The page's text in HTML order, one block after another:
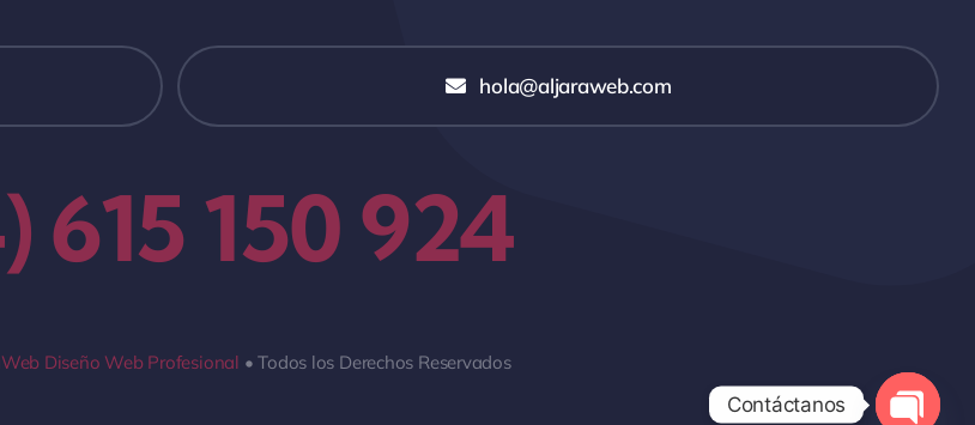
hola@aljaraweb.com
615 150 924
Diseño Web Profesional • Todos los Derechos Reservados
Contáctanos